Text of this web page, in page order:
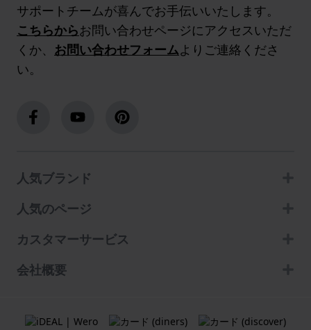
サポートチームが喜んでお手伝いいたします。
こちらからお問い合わせページにアクセスいただ
くか、 お問い合わせフォームよりご連絡くださ
い。
人気ブランド
人気のページ
カスタマーサービス
会社概要